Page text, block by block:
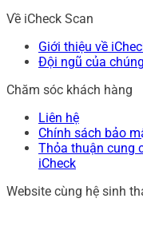
Về iCheck Scan
Giới thiệu về
Đội ngũ của
Chăm sóc khách hàng
Liên hệ
Chính sách bảo
Thỏa thuận cung
iCheck
Website cùng hệ sinh